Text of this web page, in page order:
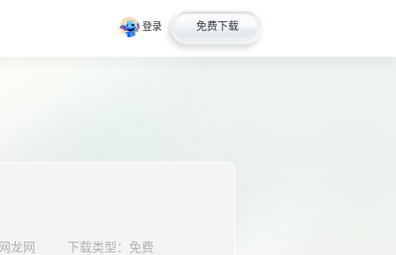
登录 免费下载
龙网
下载类型：免费